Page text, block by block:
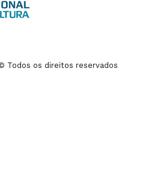
Todos os direitos reservados